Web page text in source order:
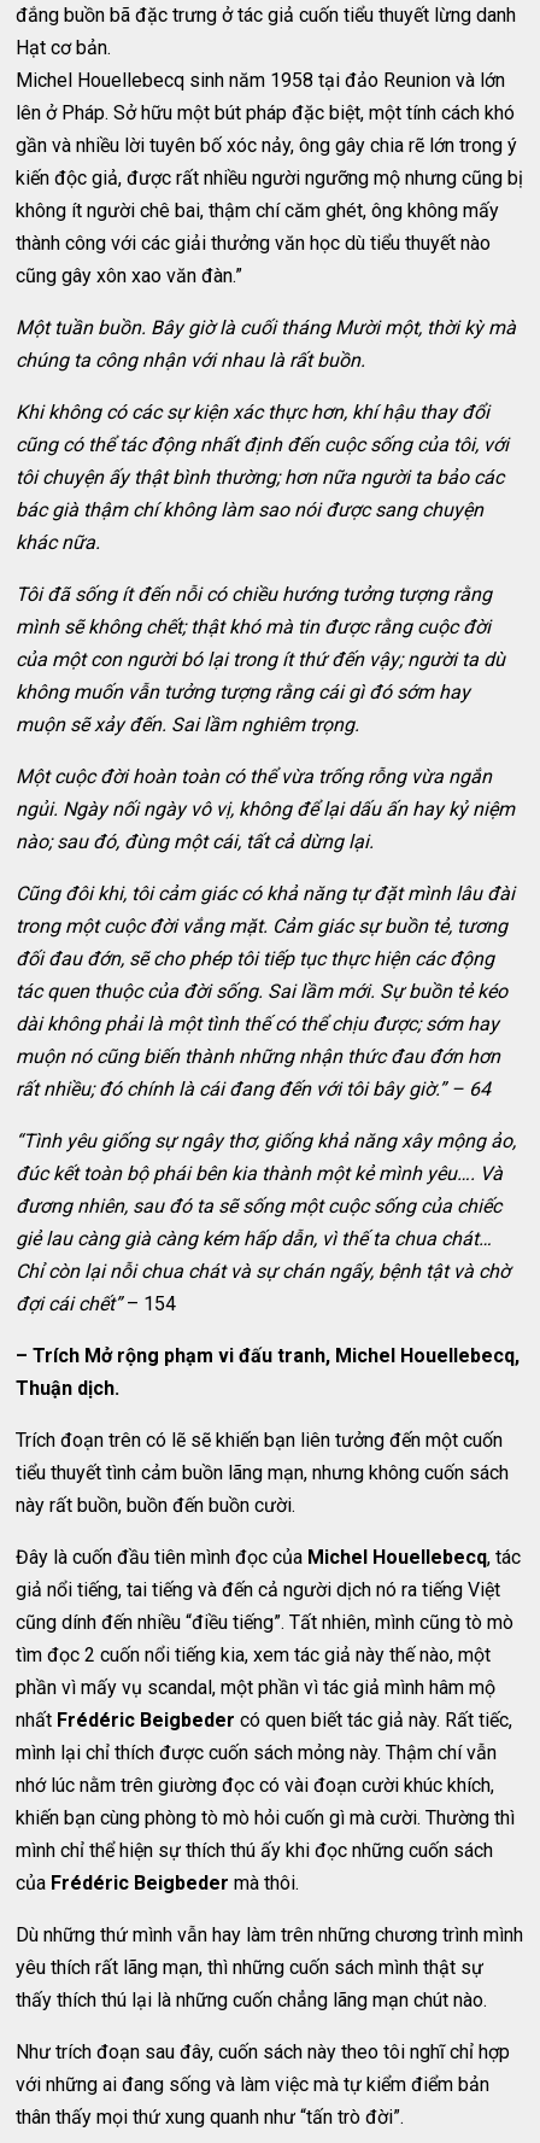
đắng buồn bã đặc trưng ở tác giả cuốn tiểu thuyết lừng danh
Hạt cơ bản.
Michel Houellebecq sinh năm 1958 tại đảo Reunion và lớn
lên ở Pháp. Sở hữu một bút pháp đặc biệt, một tính cách khó
gần và nhiều lời tuyên bố xóc nảy, ông gây chia rẽ lớn trong ý
kiến độc giả, được rất nhiều người ngưỡng mộ nhưng cũng bị
không ít người chê bai, thậm chí căm ghét, ông không mấy
thành công với các giải thưởng văn học dù tiểu thuyết nào
cũng gây xôn xao văn đàn.”
Một tuần buồn. Bây giờ là cuối tháng Mười một, thời kỳ mà
chúng ta công nhận với nhau là rất buồn.
Khi không có các sự kiện xác thực hơn, khí hậu thay đổi
cũng có thể tác động nhất định đến cuộc sống của tôi, với
tôi chuyện ấy thật bình thường; hơn nữa người ta bảo các
bác già thậm chí không làm sao nói được sang chuyện
khác nữa.
Tôi đã sống ít đến nỗi có chiều hướng tưởng tượng rằng
mình sẽ không chết; thật khó mà tin được rằng cuộc đời
của một con người bó lại trong ít thứ đến vậy; người ta dù
không muốn vẫn tưởng tượng rằng cái gì đó sớm hay
muộn sẽ xảy đến. Sai lầm nghiêm trọng.
Một cuộc đời hoàn toàn có thể vừa trống rỗng vừa ngắn
ngủi. Ngày nối ngày vô vị, không để lại dấu ấn hay kỷ niệm
nào; sau đó, đùng một cái, tất cả dừng lại.
Cũng đôi khi, tôi cảm giác có khả năng tự đặt mình lâu đài
trong một cuộc đời vắng mặt. Cảm giác sự buồn tẻ, tương
đối đau đớn, sẽ cho phép tôi tiếp tục thực hiện các động
tác quen thuộc của đời sống. Sai lầm mới. Sự buồn tẻ kéo
dài không phải là một tình thế có thể chịu được; sớm hay
muộn nó cũng biến thành những nhận thức đau đớn hơn
rất nhiều; đó chính là cái đang đến với tôi bây giờ.” – 64
“Tình yêu giống sự ngây thơ, giống khả năng xây mộng ảo,
đúc kết toàn bộ phái bên kia thành một kẻ mình yêu…. Và
đương nhiên, sau đó ta sẽ sống một cuộc sống của chiếc
giẻ lau càng già càng kém hấp dẫn, vì thế ta chua chát…
Chỉ còn lại nỗi chua chát và sự chán ngấy, bệnh tật và chờ
đợi cái chết”– 154
– Trích Mở rộng phạm vi đấu tranh, Michel Houellebecq,
Thuận dịch.
Trích đoạn trên có lẽ sẽ khiến bạn liên tưởng đến một cuốn
tiểu thuyết tình cảm buồn lãng mạn, nhưng không cuốn sách
này rất buồn, buồn đến buồn cười.
Đây là cuốn đầu tiên mình đọc của Michel Houellebecq, tác
giả nổi tiếng, tai tiếng và đến cả người dịch nó ra tiếng Việt
cũng dính đến nhiều “điều tiếng”. Tất nhiên, mình cũng tò mò
tìm đọc 2 cuốn nổi tiếng kia, xem tác giả này thế nào, một
phần vì mấy vụ scandal, một phần vì tác giả mình hâm mộ
nhất Frédéric Beigbeder có quen biết tác giả này. Rất tiếc,
mình lại chỉ thích được cuốn sách mỏng này. Thậm chí vẫn
nhớ lúc nằm trên giường đọc có vài đoạn cười khúc khích,
khiến bạn cùng phòng tò mò hỏi cuốn gì mà cười. Thường thì
mình chỉ thể hiện sự thích thú ấy khi đọc những cuốn sách
của Frédéric Beigbeder mà thôi.
Dù những thứ mình vẫn hay làm trên những chương trình mình
yêu thích rất lãng mạn, thì những cuốn sách mình thật sự
thấy thích thú lại là những cuốn chẳng lãng mạn chút nào.
Như trích đoạn sau đây, cuốn sách này theo tôi nghĩ chỉ hợp
với những ai đang sống và làm việc mà tự kiểm điểm bản
thân thấy mọi thứ xung quanh như “tấn trò đời”.